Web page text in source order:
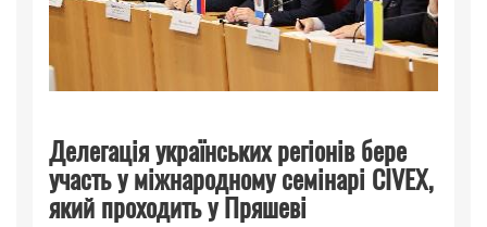
Делегація українських регіонів бере
участь у міжнародному семінарі CIVEX,
який проходить у Пряшеві